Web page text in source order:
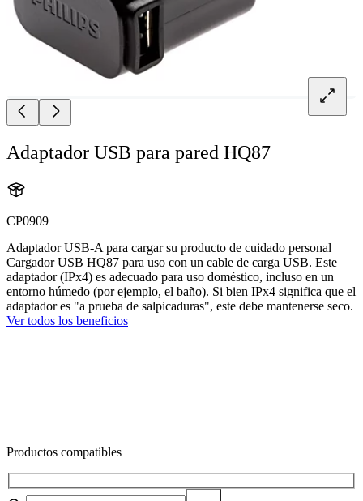
Adaptador USB para pared HQ87
CP0909
Adaptador USB-A para cargar su producto de cuidado personal
Cargador USB HQ87 para uso con un cable de carga USB. Este
adaptador (IPx4) es adecuado para uso doméstico, incluso en un
entorno húmedo (por ejemplo, el baño). Si bien IPx4 significa que el
adaptador es "a prueba de salpicaduras", este debe mantenerse seco.
Ver todos los beneficios
Productos compatibles